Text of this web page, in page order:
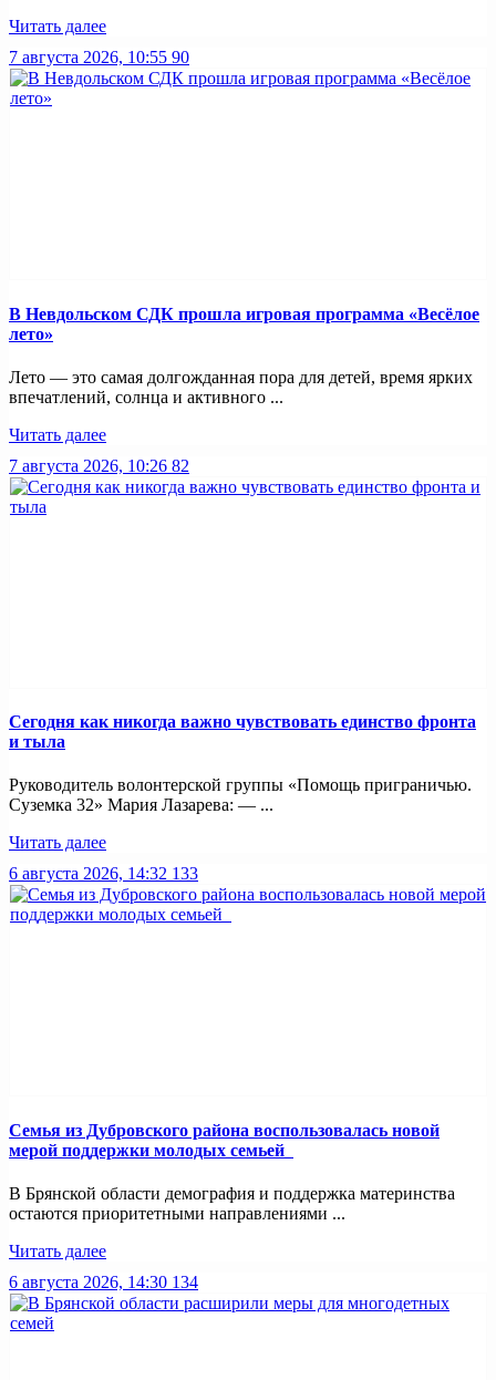
Читать далее
7 августа 2026, 10:55 90
В Невдольском СДК прошла игровая программа «Весёлое
лето»
Лето — это самая долгожданная пора для детей, время ярких
впечатлений, солнца и активного ...
Читать далее
7 августа 2026, 10:26 82
Сегодня как никогда важно чувствовать единство фронта
и тыла
Руководитель волонтерской группы «Помощь приграничью.
Суземка 32» Мария Лазарева: — ...
Читать далее
6 августа 2026, 14:32 133
Семья из Дубровского района воспользовалась новой
мерой поддержки молодых семьей
В Брянской области демография и поддержка материнства
остаются приоритетными направлениями ...
Читать далее
6 августа 2026, 14:30 134